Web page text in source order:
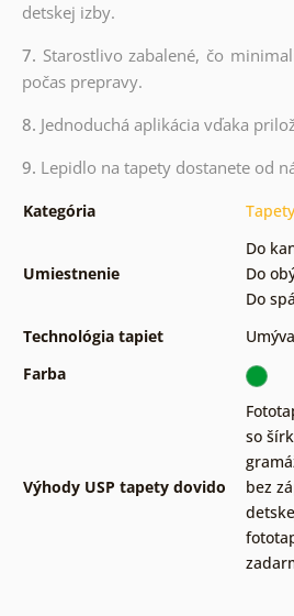
detskej izby.
7. Starostlivo zabalené, čo
počas prepravy.
8. Jednoduchá aplikácia vďaka
9. Lepidlo na tapety dostanete od
Kategória
Umiestnenie
Do
Do
Do
Technológia tapiet
Farba
Výhody USP tapety dovido
so
bez